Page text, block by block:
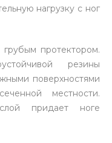
нагрузку с ног
протектором.
резины
поверхностями
местности.
придает ноге